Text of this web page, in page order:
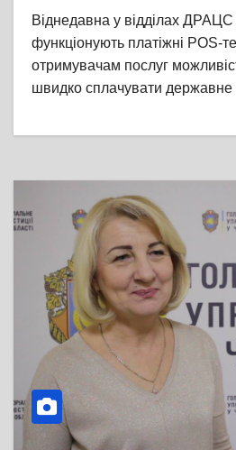
Віднедавна у відділах
функціонують платіжні РОS-
отримувачам послуг
швидко сплачувати